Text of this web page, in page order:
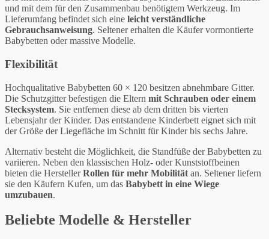
und mit dem für den Zusammenbau benötigtem Werkzeug. Im
Lieferumfang befindet sich eine leicht verständliche
Gebrauchsanweisung. Seltener erhalten die Käufer vormontierte
Babybetten oder massive Modelle.
Flexibilität
Hochqualitative Babybetten 60 × 120 besitzen abnehmbare Gitter.
Die Schutzgitter befestigen die Eltern mit Schrauben oder einem
Stecksystem. Sie entfernen diese ab dem dritten bis vierten
Lebensjahr der Kinder. Das entstandene Kinderbett eignet sich mit
der Größe der Liegefläche im Schnitt für Kinder bis sechs Jahre.
Alternativ besteht die Möglichkeit, die Standfüße der Babybetten zu
variieren. Neben den klassischen Holz- oder Kunststoffbeinen
bieten die HerstellerRollen für mehr Mobilität an. Seltener liefern
sie den Käufern Kufen, um das Babybett in eine Wiege
umzubauen.
Beliebte Modelle & Hersteller